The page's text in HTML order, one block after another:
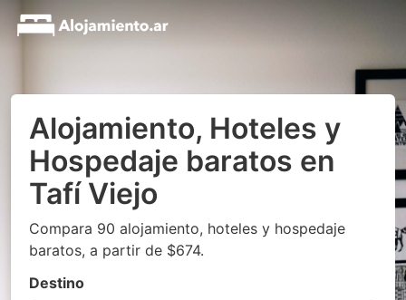
Alojamiento, Hoteles y
Hospedaje baratos en
Tafí Viejo
Compara 90 alojamiento, hoteles y hospedaje
baratos, a partir de $674.
Destino